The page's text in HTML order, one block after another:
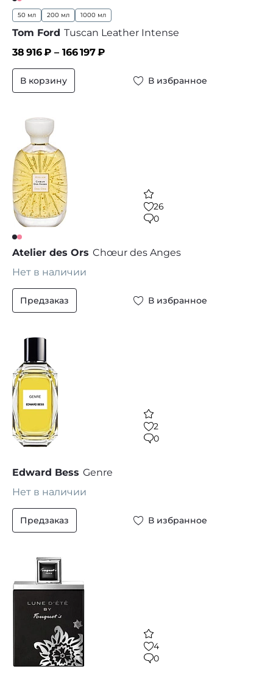
50 мл 200 мл 1000 мл
Tom Ford Tuscan Leather Intense
38 916₽ – 166 197₽
В корзину В избранное
26
0
Atelier des Ors Chœur des Anges
Нет в наличии
Предзаказ В избранное
2
0
Edward Bess Genre
Нет в наличии
Предзаказ В избранное
4
0